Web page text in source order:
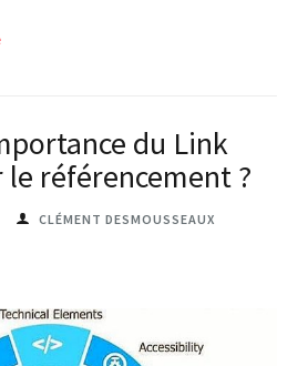
du Link
référencement ?
CLÉMENT DESMOUSSEAUX